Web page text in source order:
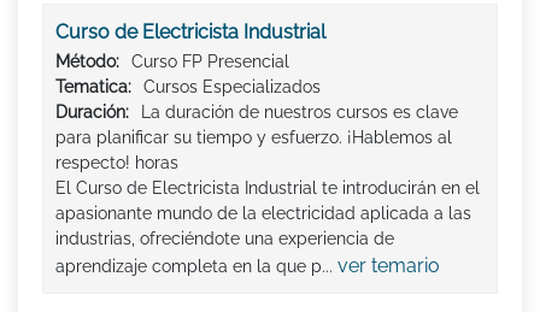
Curso de Electricista Industrial
Método:
Curso FP Presencial
Tematica:
Cursos Especializados
Duración:
La duración de nuestros cursos es clave
para planificar su tiempo y esfuerzo. ¡Hablemos al
respecto! horas
El Curso de Electricista Industrial te introducirán en el
apasionante mundo de la electricidad aplicada a las
industrias, ofreciéndote una experiencia de
aprendizaje completa en la que p... ver temario